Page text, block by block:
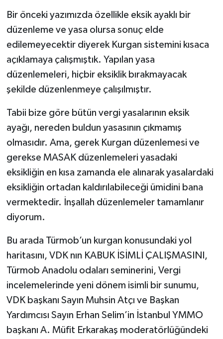
Bir önceki yazımızda özellikle eksik ayaklı bir
düzenleme ve yasa olursa sonuç elde
edilemeyecektir diyerek Kurgan sistemini kısaca
açıklamaya çalışmıştık. Yapılan yasa
düzenlemeleri, hiçbir eksiklik bırakmayacak
şekilde düzenlenmeye çalışılmıştır.
Tabii bize göre bütün vergi yasalarının eksik
ayağı, nereden buldun yasasının çıkmamış
olmasıdır. Ama, gerek Kurgan düzenlemesi ve
gerekse MASAK düzenlemeleri yasadaki
eksikliğin en kısa zamanda ele alınarak yasalardaki
eksikliğin ortadan kaldırılabileceği ümidini bana
vermektedir. İnşallah düzenlemeler tamamlanır
diyorum.
Bu arada Türmob’un kurgan konusundaki yol
haritasını, VDK nın KABUK İSİMLİ ÇALIŞMASINI,
Türmob Anadolu odaları seminerini, Vergi
incelemelerinde yeni dönem isimli bir sunumu,
VDK başkanı Sayın Muhsin Atçı ve Başkan
Yardımcısı Sayın Erhan Selim’in İstanbul YMMO
başkanı A. Müfit Erkarakaş moderatörlüğündeki